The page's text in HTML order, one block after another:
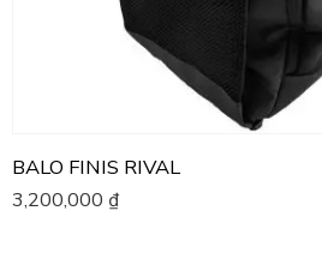
BALO FINIS RIVAL
3,200,000 ₫